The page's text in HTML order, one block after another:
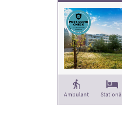
Ambulant